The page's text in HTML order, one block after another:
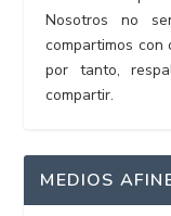
Nosotros no
compartimos con
por tanto,
compartir.
MEDIOS